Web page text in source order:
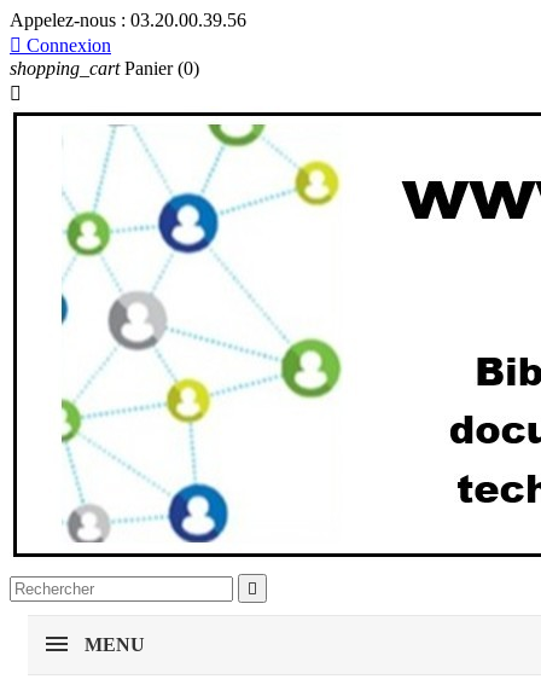
Appelez-nous : 03.20.00.39.56
 Connexion
shopping_cart Panier (0)


MENU